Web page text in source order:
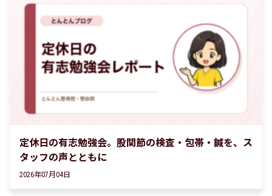
定休日の有志勉強会。股関節の検査・包帯・鍼を、ス
タッフの声とともに
2026年07月04日